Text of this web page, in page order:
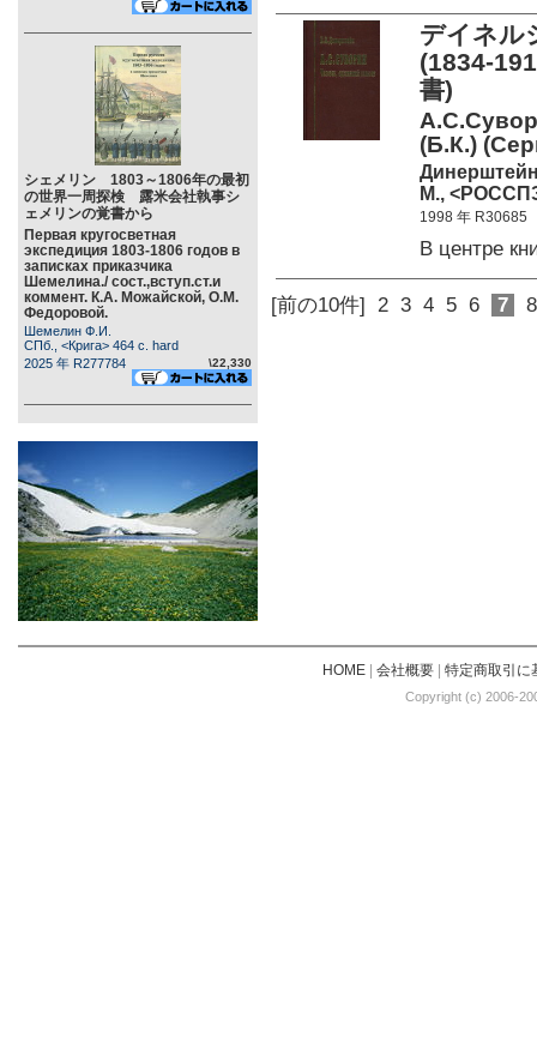
シェメリン 1803～1806年の最初
の世界一周探検 露米会社執事シ
ェメリンの覚書から
Первая кругосветная
экспедиция 1803-1806 годов в
записках приказчика
Шемелина./ сост.,вступ.ст.и
коммент. К.А. Можайской, О.М.
Федоровой.
Шемелин Ф.И.
СПб., <Крига> 464 c. hard
2025 年 R277784
\22,330
デイネル
(1834-
書)
(Б.К.)
М.,
1998 年 R30685
В центре
[前の10件] 2 3 4 5 6 7 8
HOME| 会社概要| 特定商取引に
Copyright (c) 2006-